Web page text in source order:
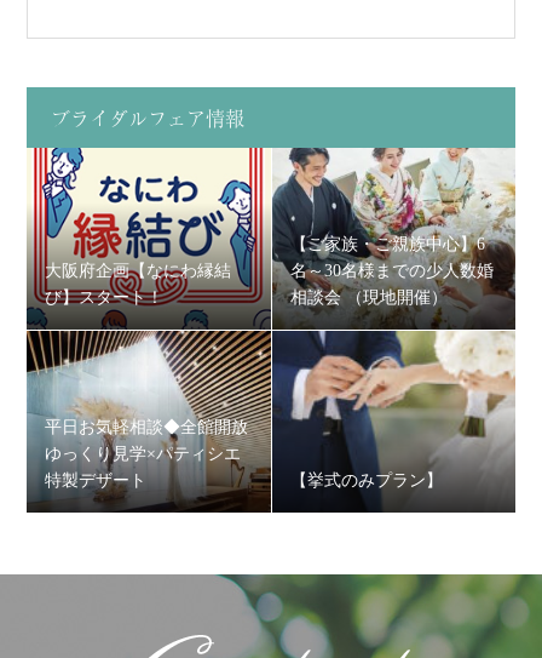
ブライダルフェア情報
大阪府企画【なにわ縁結
び】スタート！
【ご家族・ご親族中心】6
名～30名様までの少人数婚
相談会 （現地開催）
平日お気軽相談◆全館開放
ゆっくり見学×パティシエ
特製デザート
【挙式のみプラン】